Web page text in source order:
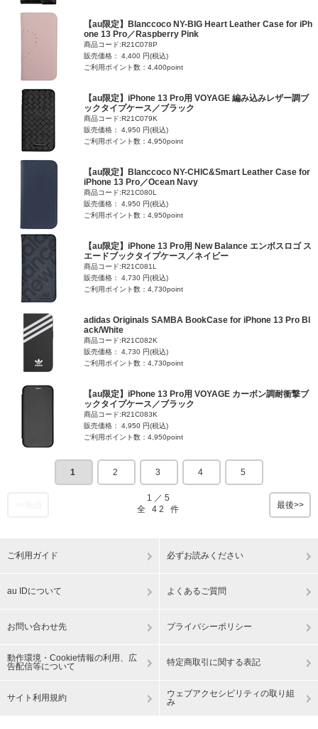
【au限定】Blanccoco NY-BIG Heart Leather Case for iPh
one 13 Pro／Raspberry Pink
商品コード:R21C078P
販売価格： 4,400 円(税込)
ご利用ポイント数：4,400point
【au限定】iPhone 13 Pro用 VOYAGE 編み込みレザー調ブ
ックタイプケース／ブラック
商品コード:R21C079K
販売価格： 4,950 円(税込)
ご利用ポイント数：4,950point
【au限定】Blanccoco NY-CHIC&Smart Leather Case for
iPhone 13 Pro／Ocean Navy
商品コード:R21C080L
販売価格： 4,950 円(税込)
ご利用ポイント数：4,950point
【au限定】iPhone 13 Pro用 New Balance エンボスロゴ ス
エードブックタイプケース／ネイビー
商品コード:R21C081L
販売価格： 4,730 円(税込)
ご利用ポイント数：4,730point
adidas Originals SAMBA BookCase for iPhone 13 Pro Bl
ack/White
商品コード:R21C082K
販売価格： 4,730 円(税込)
ご利用ポイント数：4,730point
【au限定】iPhone 13 Pro用 VOYAGE カーボン調耐衝撃ブ
ックタイプケース／ブラック
商品コード:R21C083K
販売価格： 4,950 円(税込)
ご利用ポイント数：4,950point
1 2 3 4 5
最後>>
1 ／ 5
全 42 件
ご利用ガイド 必ずお読みください
au IDについて よくあるご質問
お問い合わせ先 プライバシーポリシー
動作環境・Cookie情報の利用、広
告配信等について
特定商取引に関する表記
サイト利用規約
ウェブアクセシビリティの取り組
み